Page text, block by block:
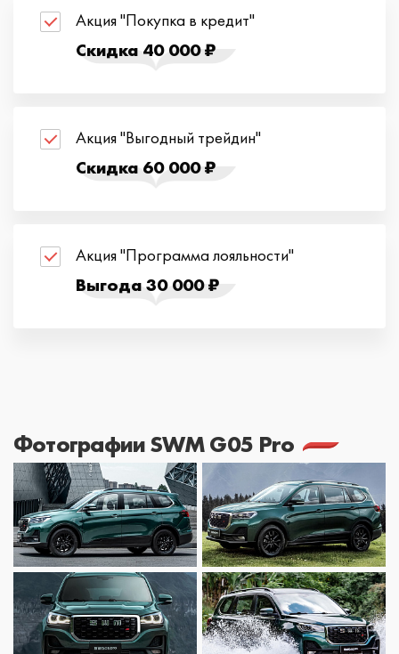
Акция "Покупка в кредит"
Скидка 40 000 ₽
Акция "Выгодный трейдин"
Скидка 60 000 ₽
Акция "Программа лояльности"
Выгода 30 000 ₽
Фотографии SWM G05 Pro